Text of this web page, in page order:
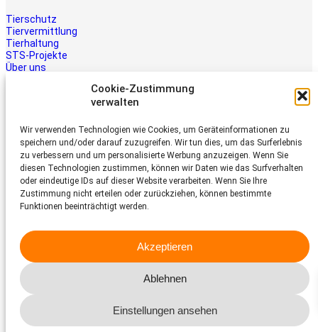
Cookie-Zustimmung
verwalten
Wir verwenden Technologien wie Cookies, um Geräteinformationen zu
speichern und/oder darauf zuzugreifen. Wir tun dies, um das Surferlebnis
zu verbessern und um personalisierte Werbung anzuzeigen. Wenn Sie
diesen Technologien zustimmen, können wir Daten wie das Surfverhalten
oder eindeutige IDs auf dieser Website verarbeiten. Wenn Sie Ihre
Zustimmung nicht erteilen oder zurückziehen, können bestimmte
Funktionen beeinträchtigt werden.
Akzeptieren
Ablehnen
Einstellungen ansehen
Tierschutz
Tiervermittlung
Tierhaltung
STS-Projekte
Über uns
Tiere brauchen Hilfe – auch Ihre.
Unterstützen Sie die Arbeit des
Schweizer Tierschutz STS.
Jetzt spenden
Schweizer Tierschutz STS
CH-4053 Basel
sts@tierschutz.com
Instagram
© 2026 Schweizer Tierschutz STS